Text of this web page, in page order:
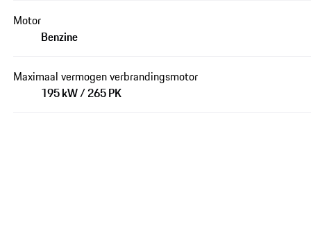
Motor
Benzine
Maximaal vermogen verbrandingsmotor
195 kW / 265 PK